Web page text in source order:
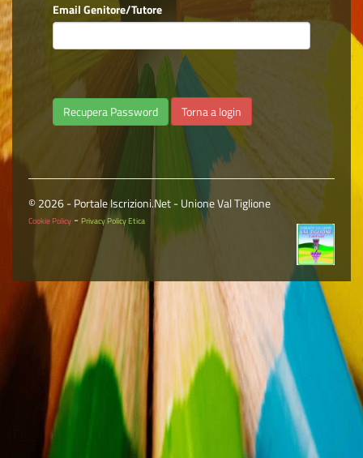
Email Genitore/Tutore
Torna a login
© 2026 - Portale Iscrizioni.Net - Unione Val Tiglione
Cookie Policy - Privacy Policy Etica